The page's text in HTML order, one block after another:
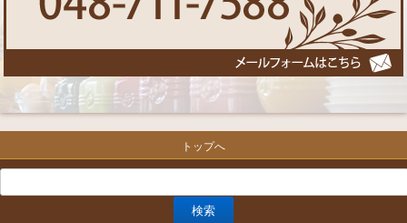
トップへ